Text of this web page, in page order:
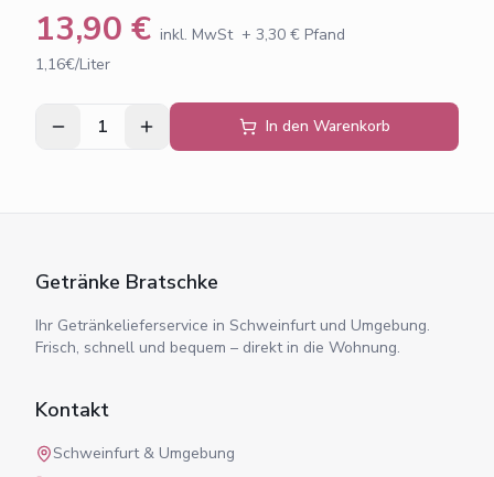
13,90 € inkl. MwSt + 3,30 € Pfand
1,16€/Liter
1 In den Warenkorb
Getränke Bratschke
Ihr Getränkelieferservice in Schweinfurt und Umgebung.
Frisch, schnell und bequem – direkt in die Wohnung.
Kontakt
Schweinfurt & Umgebung